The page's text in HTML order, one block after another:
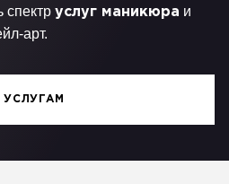
спектр услуг маникюра и
арт.
УСЛУГАМ